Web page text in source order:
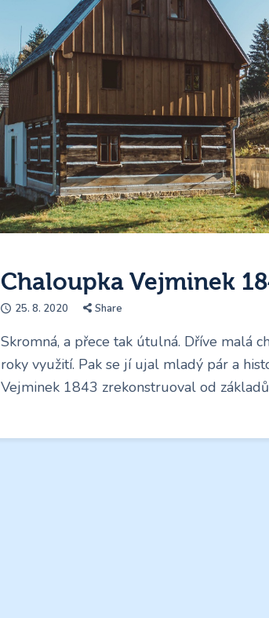
Chaloupka Vejminek
25. 8. 2020 Share
Skromná, a přece tak útulná. Dříve malá
roky využití. Pak se jí ujal mladý pár a
Vejminek 1843 zrekonstruoval od